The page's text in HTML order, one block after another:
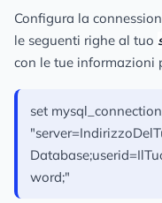
Configura la
le seguenti righe al tuo
con le tue informazioni
set
word;"